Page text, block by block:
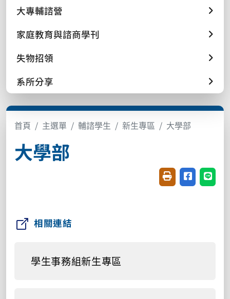
大專輔諮營
家庭教育與諮商學刊
失物招領
系所分享
首頁 主選單 輔諮學生 新生專區 大學部
大學部
友善列印(開新視
分享至臉書
分享
相關連結
學生事務組新生專區